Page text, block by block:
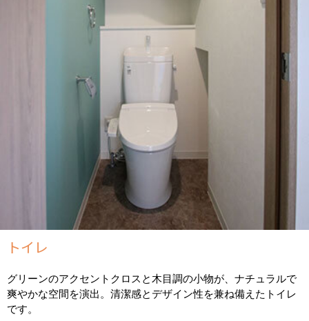
トイレ
グリーンのアクセントクロスと木目調の小物が、ナチュラルで
爽やかな空間を演出。清潔感とデザイン性を兼ね備えたトイレ
です。